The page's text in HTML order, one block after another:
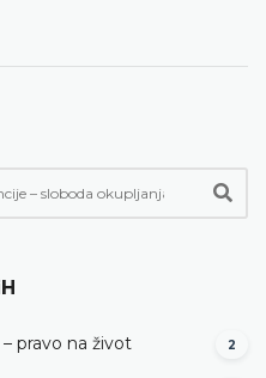
pravo na život 2